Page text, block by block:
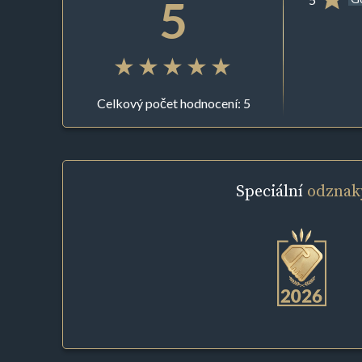
5
Celkový počet hodnocení: 5
Speciální